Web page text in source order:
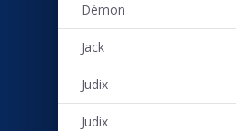
Démon
Jack
Judix
Judix